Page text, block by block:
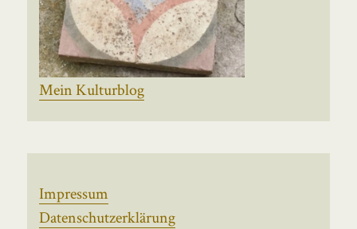
Mein Kulturblog
Impressum
Datenschutzerklärung